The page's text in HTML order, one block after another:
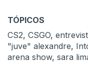
TÓPICOS
CS2, CSGO,
"juve" alexandre,
arena show, sara